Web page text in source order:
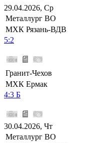
29.04.2026, Ср
Металлург ВО
МХК Рязань-ВДВ
5:2
Гранит-Чехов
МХК Ермак
4:3 Б
30.04.2026, Чт
Металлург ВО